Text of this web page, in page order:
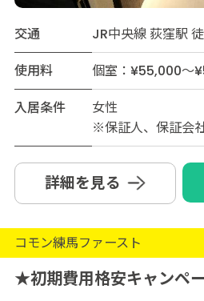
交通
JR中央線 荻窪駅
使用料
個室：¥55,000～
入居条件
女性
※保証人、保証会
詳細を見る
コモン練馬ファースト
★初期費用格安キャンペ